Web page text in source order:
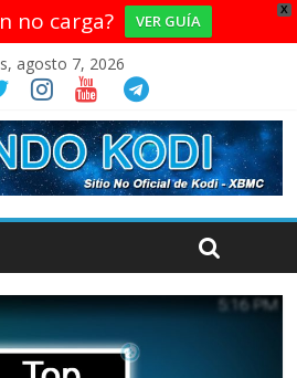
X
no carga? VER GUÍA
agosto 7, 2026